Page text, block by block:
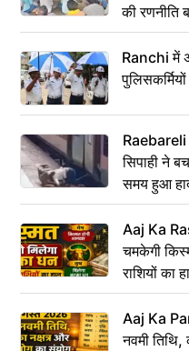
की रणनीति
Ranchi में
Raebareli
सिपाही ने
समय हुआ
Aaj Ka
चमकेगी
राशियों का
Aaj Ka
नवमी तिथि,